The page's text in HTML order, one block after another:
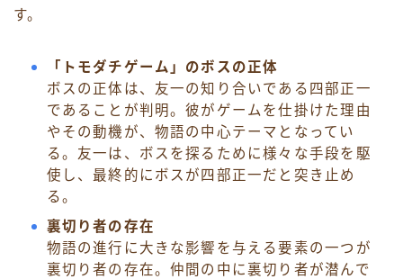
す。
「トモダチゲーム」のボスの正体
ボスの正体は、友一の知り合いである四部正一
であることが判明。彼がゲームを仕掛けた理由
やその動機が、物語の中心テーマとなってい
る。友一は、ボスを探るために様々な手段を駆
使し、最終的にボスが四部正一だと突き止め
る。
裏切り者の存在
物語の進行に大きな影響を与える要素の一つが
裏切り者の存在。仲間の中に裏切り者が潜んで